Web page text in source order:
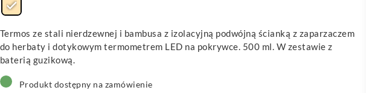
Termos ze stali nierdzewnej i bambusa z izolacyjną podwójną ścianką z zaparzaczem
do herbaty i dotykowym termometrem LED na pokrywce. 500 ml. W zestawie z
baterią guzikową.
Produkt dostępny na zamówienie